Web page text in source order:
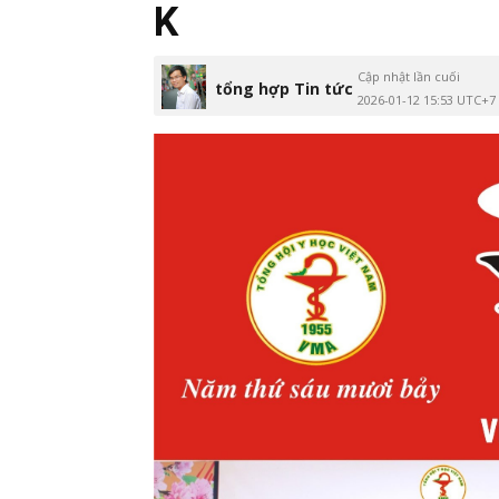
K
tổng hợp Tin tức
Cập nhật lần cuối
2026-01-12 15:53 UTC+7